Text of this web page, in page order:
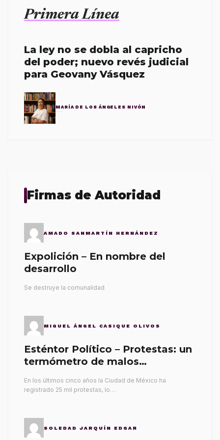
Primera Línea
La ley no se dobla al capricho
del poder; nuevo revés judicial
para Geovany Vásquez
MARÍA DE LOS ÁNGELES NIVÓN
Firmas de Autoridad
AMADO SANMARTÍN HERNÁNDEZ
Expolición – En nombre del
desarrollo
Se destruye la comunalidad
MIGUEL ÁNGEL CASIQUE OLIVOS
Esténtor Político – Protestas: un
termómetro de malos
En los últimos cinco años la Ciudad de México ha
registrado 25 mil protestas, lo…
SOLEDAD JARQUÍN EDGAR